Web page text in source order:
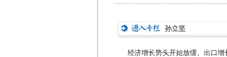
孙立坚
经济增长势头开始放缓、出口增